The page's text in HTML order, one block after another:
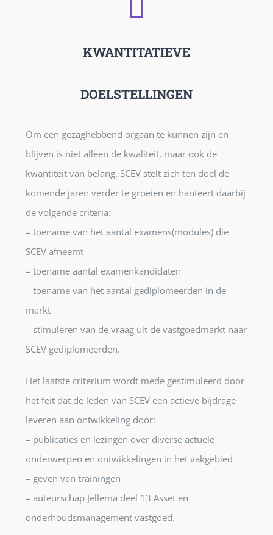
KWANTITATIEVE
DOELSTELLINGEN
Om een gezaghebbend orgaan te kunnen zijn en
blijven is niet alleen de kwaliteit, maar ook de
kwantiteit van belang. SCEV stelt zich ten doel de
komende jaren verder te groeien en hanteert daarbij
de volgende criteria:
– toename van het aantal examens(modules) die
SCEV afneemt
– toename aantal examenkandidaten
– toename van het aantal gediplomeerden in de
markt
– stimuleren van de vraag uit de vastgoedmarkt naar
SCEV gediplomeerden.
Het laatste criterium wordt mede gestimuleerd door
het feit dat de leden van SCEV een actieve bijdrage
leveren aan ontwikkeling door:
– publicaties en lezingen over diverse actuele
onderwerpen en ontwikkelingen in het vakgebied
– geven van trainingen
– auteurschap Jellema deel 13 Asset en
onderhoudsmanagement vastgoed.